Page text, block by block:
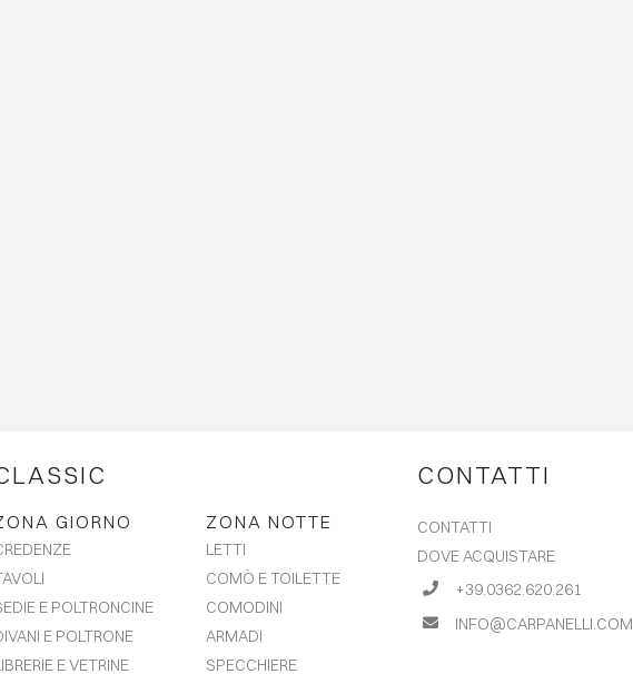
CONTATTI
GIORNO
E POLTRONCINE
E POLTRONE
E VETRINE
ZONA NOTTE
LETTI
COMÒ E TOILETTE
COMODINI
ARMADI
SPECCHIERE
CONTATTI
DOVE ACQUISTARE
+39.0362.620.261
INFO@CARPANELLI.COM